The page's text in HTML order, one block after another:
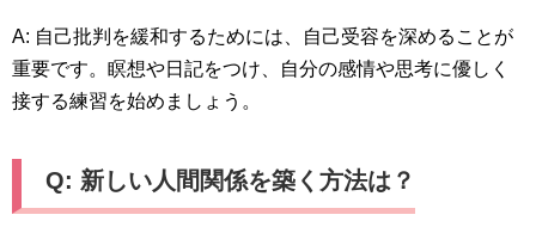
A: 自己批判を緩和するためには、自己受容を深めることが
重要です。瞑想や日記をつけ、自分の感情や思考に優しく
接する練習を始めましょう。
Q: 新しい人間関係を築く方法は？